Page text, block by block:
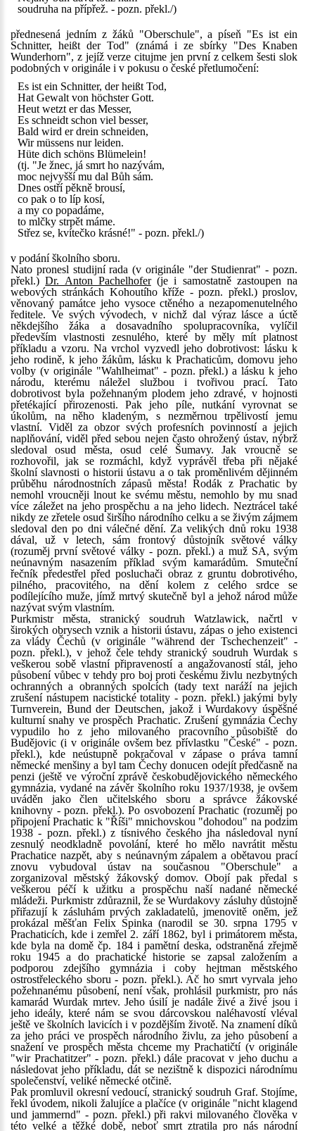
soudruha na přípřež. - pozn. překl./)
přednesená jedním z žáků "Oberschule", a píseň "Es ist ein
Schnitter, heißt der Tod" (známá i ze sbírky "Des Knaben
Wunderhorn", z jejíž verze citujme jen první z celkem šesti slok
podobných v originále i v pokusu o české přetlumočení:
Es ist ein Schnitter, der heißt Tod,
Hat Gewalt von höchster Gott.
Heut wetzt er das Messer,
Es schneidt schon viel besser,
Bald wird er drein schneiden,
Wir müssens nur leiden.
Hüte dich schöns Blümelein!
(tj. "Je žnec, já smrt ho nazývám,
moc nejvyšší mu dal Bůh sám.
Dnes ostří pěkně brousí,
co pak o to líp kosí,
a my co popadáme,
to mlčky strpět máme.
Střez se, kvítečko krásné!" - pozn. překl./)
v podání školního sboru.
Nato pronesl studijní rada (v originále "der Studienrat" - pozn.
překl.)Dr. Anton Pachelhofer(je i samostatně zastoupen na
webových stránkách Kohoutího kříže - pozn. překl.) proslov,
věnovaný památce jeho vysoce ctěného a nezapomenutelného
ředitele. Ve svých vývodech, v nichž dal výraz lásce a úctě
někdejšího žáka a dosavadního spolupracovníka, vylíčil
především vlastnosti zesnulého, které by měly mít platnost
příkladu a vzoru. Na vrchol vyzvedl jeho dobrotivost: lásku k
jeho rodině, k jeho žákům, lásku k Prachaticům, domovu jeho
volby (v originále "Wahlheimat" - pozn. překl.) a lásku k jeho
národu, kterému náležel službou i tvořivou prací. Tato
dobrotivost byla požehnaným plodem jeho zdravé, v hojnosti
přetékající přirozenosti. Pak jeho píle, nutkání vyrovnat se
úkolům, na něho kladeným, s nezměrnou trpělivostí jemu
vlastní. Viděl za obzor svých profesních povinností a jejich
naplňování, viděl před sebou nejen často ohrožený ústav, nýbrž
sledoval osud města, osud celé Šumavy. Jak vroucně se
rozhovořil, jak se rozmáchl, když vyprávěl třeba při nějaké
školní slavnosti o historii ústavu a o tak proměnlivém dějinném
průběhu národnostních zápasů města! Rodák z Prachatic by
nemohl vroucněji lnout ke svému městu, nemohlo by mu snad
více záležet na jeho prospěchu a na jeho lidech. Neztrácel také
nikdy ze zřetele osud širšího národního celku a se živým zájmem
sledoval den po dni válečné dění. Za velikých dnů roku 1938
dával, už v letech, sám frontový důstojník světové války
(rozuměj první světové války - pozn. překl.) a muž SA, svým
neúnavným nasazením příklad svým kamarádům. Smuteční
řečník předestřel před posluchači obraz z gruntu dobrotivého,
pilného, pracovitého, na dění kolem z celého srdce se
podílejícího muže, jímž mrtvý skutečně byl a jehož národ může
nazývat svým vlastním.
Purkmistr města, stranický soudruh Watzlawick, načrtl v
širokých obrysech vznik a historii ústavu, zápas o jeho existenci
za vlády Čechů (v originále "während der Tschechenzeit" -
pozn. překl.), v jehož čele tehdy stranický soudruh Wurdak s
veškerou sobě vlastní připraveností a angažovaností stál, jeho
působení vůbec v tehdy pro boj proti českému živlu nezbytných
ochranných a obranných spolcích (tady text naráží na jejich
zrušení nástupem nacistické totality - pozn. překl.) jakými byly
Turnverein, Bund der Deutschen, jakož i Wurdakovy úspěšné
kulturní snahy ve prospěch Prachatic. Zrušení gymnázia Čechy
vypudilo ho z jeho milovaného pracovního působiště do
Budějovic (i v originále ovšem bez přívlastku "České" - pozn.
překl.), kde neústupně pokračoval v zápase o práva tamní
německé menšiny a byl tam Čechy donucen odejít předčasně na
penzi (ještě ve výroční zprávě českobudějovického německého
gymnázia, vydané na závěr školního roku 1937/1938, je ovšem
uváděn jako člen učitelského sboru a správce žákovské
knihovny - pozn. překl.). Po osvobození Prachatic (rozuměj po
připojení Prachatic k "Říši" mnichovskou "dohodou" na podzim
1938 - pozn. překl.) z tísnivého českého jha následoval nyní
zesnulý neodkladně povolání, které ho mělo navrátit městu
Prachatice nazpět, aby s neúnavným zápalem a obětavou prací
znovu vybudoval ústav na současnou "Oberschule" a
zorganizoval městský žákovský domov. Obojí pak předal s
veškerou péčí k užitku a prospěchu naší nadané německé
mládeži. Purkmistr zdůraznil, že se Wurdakovy zásluhy důstojně
přiřazují k zásluhám prvých zakladatelů, jmenovitě oněm, jež
prokázal měšťan Felix Spinka (narodil se 30. srpna 1795 v
Prachaticích, kde i zemřel 2. září 1862, byl i primátorem města,
kde byla na domě čp. 184 i pamětní deska, odstraněná zřejmě
roku 1945 a do prachatické historie se zapsal založením a
podporou zdejšího gymnázia i coby hejtman městského
ostrostřeleckého sboru - pozn. překl.). Ač ho smrt vyrvala jeho
požehnanému působení, není však, prohlásil purkmistr, pro nás
kamarád Wurdak mrtev. Jeho úsilí je nadále živé a živé jsou i
jeho ideály, které nám se svou dárcovskou naléhavostí vléval
ještě ve školních lavicích i v pozdějším životě. Na znamení díků
za jeho práci ve prospěch národního živlu, za jeho působení a
snažení ve prospěch města chceme my Prachatičtí (v originále
"wir Prachatitzer" - pozn. překl.) dále pracovat v jeho duchu a
následovat jeho příkladu, dát se nezištně k dispozici národnímu
společenství, veliké německé otčině.
Pak promluvil okresní vedoucí, stranický soudruh Graf. Stojíme,
řekl úvodem, nikoli žalujíce a plačíce (v originále "nicht klagend
und jammernd" - pozn. překl.) při rakvi milovaného člověka v
této velké a těžké době, neboť smrt ztratila pro nás národní